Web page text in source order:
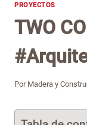
PROYECTOS
TWO
Por Madera y